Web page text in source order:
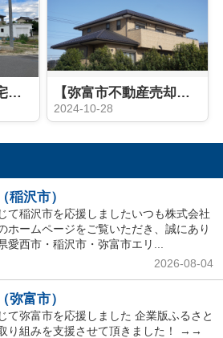
【弥富市の新築住宅】完成間近 弥富市小島町 全2棟 【弥富市不動産売却】自宅敷地の一部を売却したい！
2024-10-28
稲沢市）
て稲沢市を応援しましたいつも株式会社
ホームページをご覧いただき、誠にあり
愛西市・稲沢市・弥富市エリ...
2026-08-04
弥富市）
て弥富市を応援しました 企業版ふるさと
り組みを支援させて頂きました！ →→